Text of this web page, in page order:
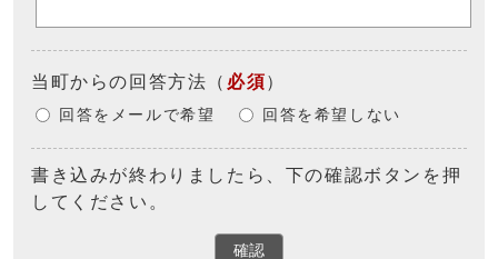
当町からの回答方法 （ 必須）
回答をメールで希望 回答を希望しない
書き込みが終わりましたら、下の確認ボタンを押
してください。
確認